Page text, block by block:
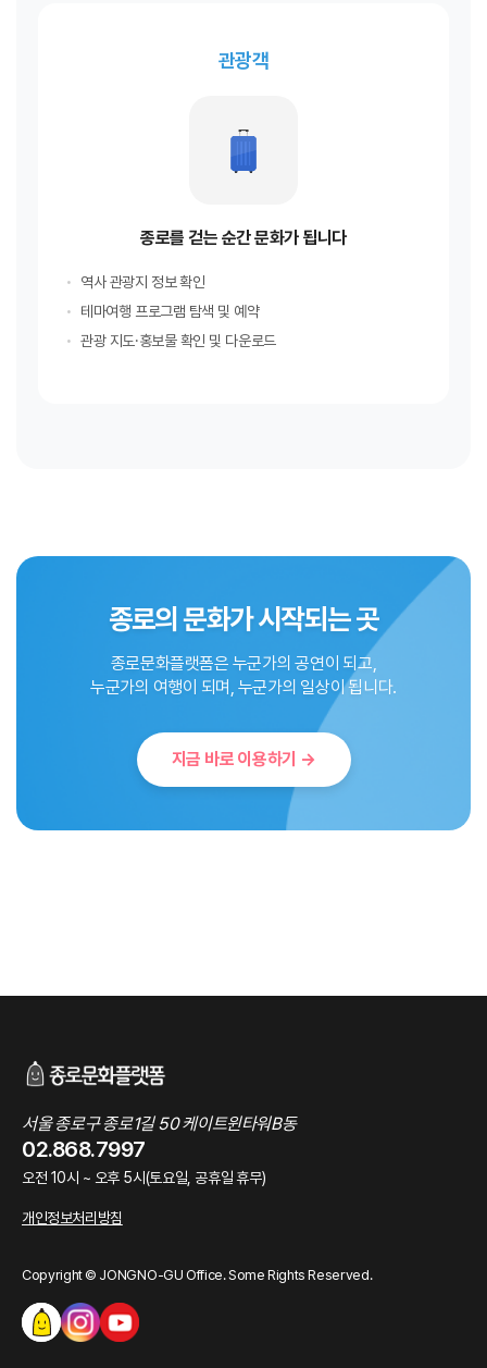
관광객
종로를 걷는 순간 문화가 됩니다
역사 관광지 정보 확인
테마여행 프로그램 탐색 및 예약
관광 지도·홍보물 확인 및 다운로드
종로의 문화가 시작되는 곳
종로문화플랫폼은 누군가의 공연이 되고,
누군가의 여행이 되며, 누군가의 일상이 됩니다.
지금 바로 이용하기 →
서울 종로구 종로1길 50 케이트윈타워B동
02.868.7997
오전 10시 ~ 오후 5시(토요일, 공휴일 휴무)
개인정보처리방침
Copyright © JONGNO-GU Office. Some Rights Reserved.